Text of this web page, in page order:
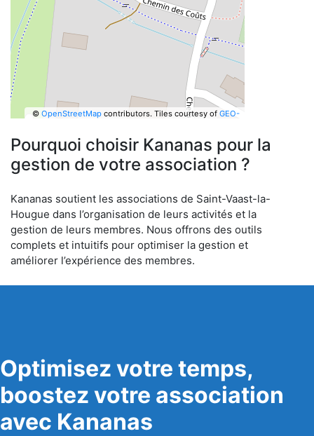
© OpenStreetMapcontributors. Tiles courtesy of GEO-
Pourquoi choisir Kananas pour la
gestion de votre association ?
Kananas soutient les associations de Saint-Vaast-la-
Hougue dans l’organisation de leurs activités et la
gestion de leurs membres. Nous offrons des outils
complets et intuitifs pour optimiser la gestion et
améliorer l’expérience des membres.
Optimisez votre temps,
boostez votre association
avec Kananas